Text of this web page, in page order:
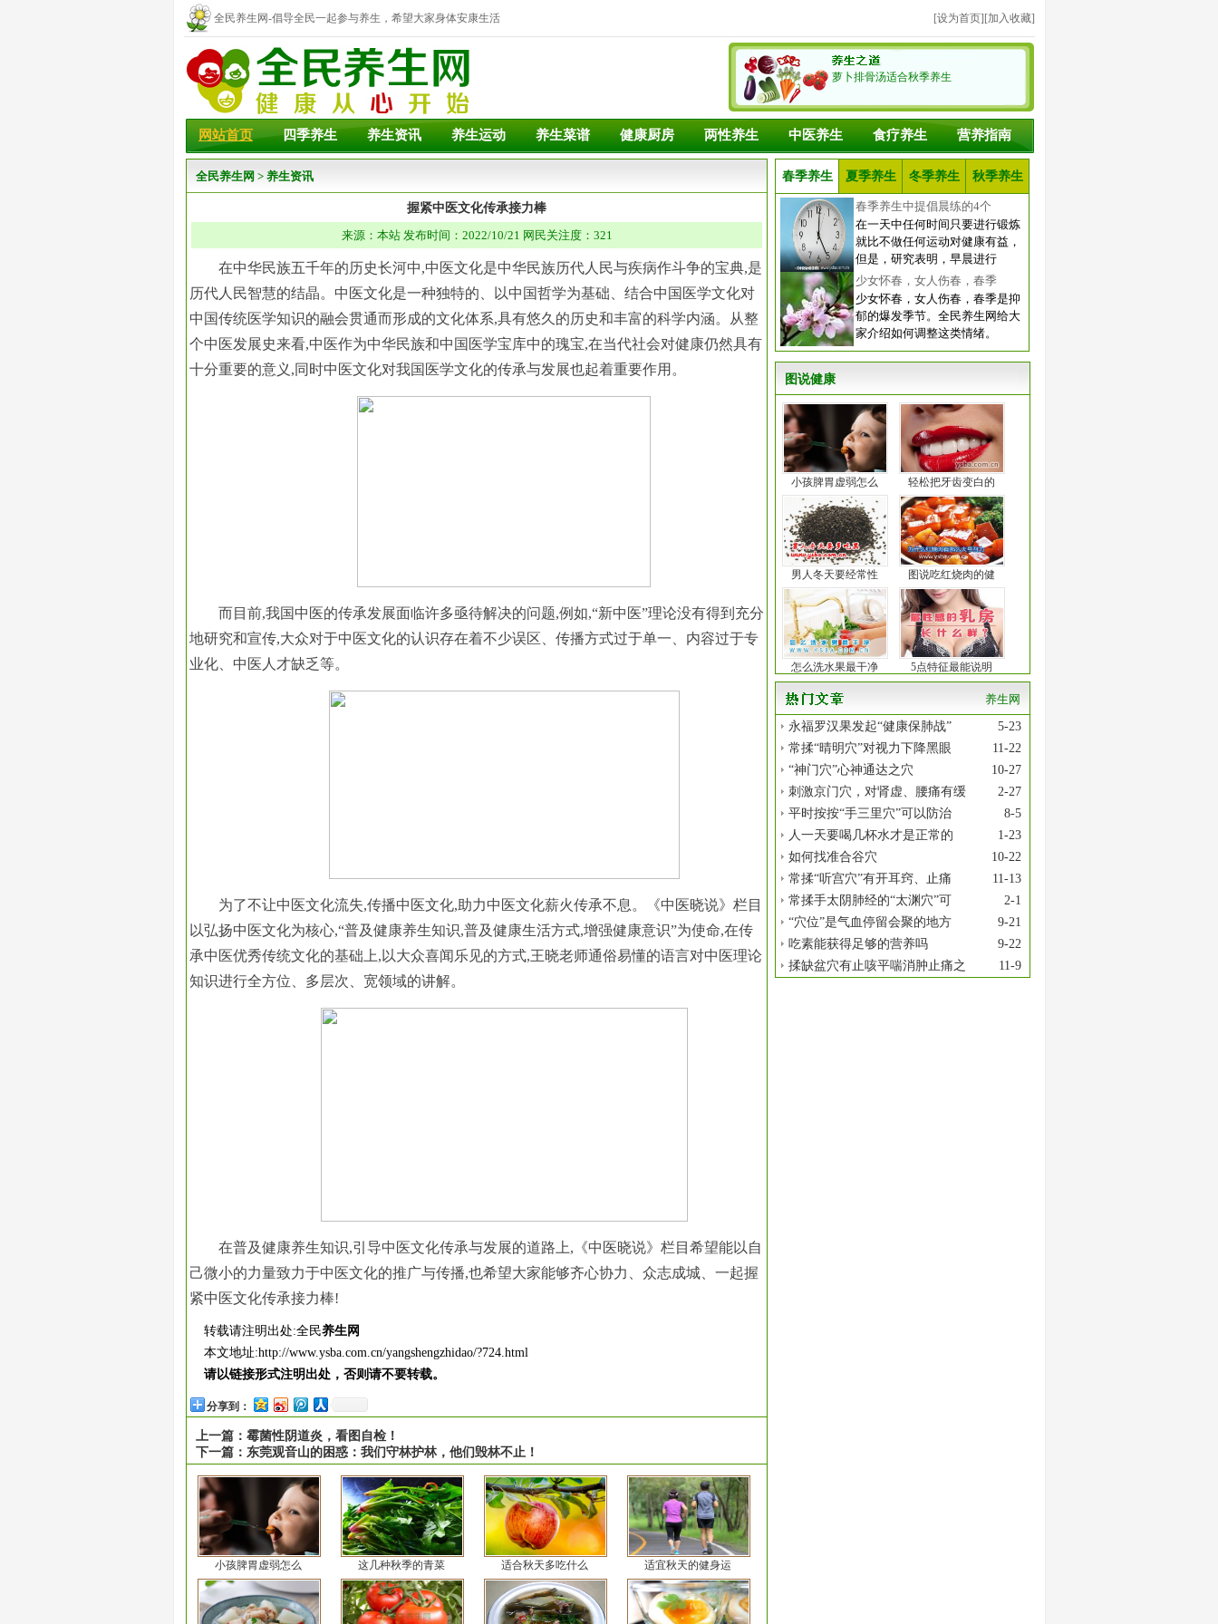
全民养生网-倡导全民一起参与养生，希望大家身体安康生活
幸福！
[设为首页][加入收藏]
萝卜排骨汤适合秋季养生
网站首页 四季养生 养生资讯 养生运动 养生菜谱 健康厨房 两性养生 中医养生 食疗养生 营养指南
全民养生网 > 养生资讯
握紧中医文化传承接力棒
来源：本站 发布时间：2022/10/21 网民关注度：321
在中华民族五千年的历史长河中,中医文化是中华民族历代人民与疾病作斗争的宝典,是
历代人民智慧的结晶。中医文化是一种独特的、以中国哲学为基础、结合中国医学文化对
中国传统医学知识的融会贯通而形成的文化体系,具有悠久的历史和丰富的科学内涵。从整
个中医发展史来看,中医作为中华民族和中国医学宝库中的瑰宝,在当代社会对健康仍然具有
十分重要的意义,同时中医文化对我国医学文化的传承与发展也起着重要作用。
而目前,我国中医的传承发展面临许多亟待解决的问题,例如,“新中医”理论没有得到充分
地研究和宣传,大众对于中医文化的认识存在着不少误区、传播方式过于单一、内容过于专
业化、中医人才缺乏等。
为了不让中医文化流失,传播中医文化,助力中医文化薪火传承不息。《中医晓说》栏目
以弘扬中医文化为核心,“普及健康养生知识,普及健康生活方式,增强健康意识”为使命,在传
承中医优秀传统文化的基础上,以大众喜闻乐见的方式,王晓老师通俗易懂的语言对中医理论
知识进行全方位、多层次、宽领域的讲解。
在普及健康养生知识,引导中医文化传承与发展的道路上,《中医晓说》栏目希望能以自
己微小的力量致力于中医文化的推广与传播,也希望大家能够齐心协力、众志成城、一起握
紧中医文化传承接力棒!
转载请注明出处:全民养生网
本文地址:http://www.ysba.com.cn/yangshengzhidao/?724.html
请以链接形式注明出处，否则请不要转载。
分享到：
上一篇： 霉菌性阴道炎，看图自检！
下一篇： 东莞观音山的困惑：我们守林护林，他们毁林不止！
小孩脾胃虚弱怎么 这几种秋季的青菜 适合秋天多吃什么 适宜秋天的健身运
春季养生 夏季养生 冬季养生 秋季养生
春季养生中提倡晨练的4个
在一天中任何时间只要进行锻炼
就比不做任何运动对健康有益，
但是，研究表明，早晨进行
少女怀春，女人伤春，春季
少女怀春，女人伤春，春季是抑
郁的爆发季节。全民养生网给大
家介绍如何调整这类情绪。
图说健康
小孩脾胃虚弱怎么 轻松把牙齿变白的
男人冬天要经常性 图说吃红烧肉的健
怎么洗水果最干净 5点特征最能说明
养生网
5-23
永福罗汉果发起“健康保肺战”
11-22
常揉“晴明穴”对视力下降黑眼
10-27
“神门穴”心神通达之穴
2-27
刺激京门穴，对肾虚、腰痛有缓
8-5
平时按按“手三里穴”可以防治
1-23
人一天要喝几杯水才是正常的
10-22
如何找准合谷穴
11-13
常揉“听宫穴”有开耳窍、止痛
2-1
常揉手太阴肺经的“太渊穴”可
9-21
“穴位”是气血停留会聚的地方
9-22
吃素能获得足够的营养吗
11-9
揉缺盆穴有止咳平喘消肿止痛之